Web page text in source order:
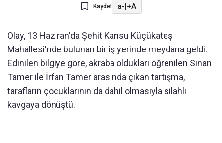
Kaydet a-|+A
Olay, 13 Haziran'da Şehit Kansu Küçükateş
Mahallesi'nde bulunan bir iş yerinde meydana geldi.
Edinilen bilgiye göre, akraba oldukları öğrenilen Sinan
Tamer ile İrfan Tamer arasında çıkan tartışma,
tarafların çocuklarının da dahil olmasıyla silahlı
kavgaya dönüştü.